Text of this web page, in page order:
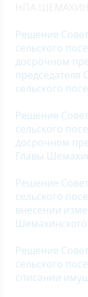
Решение
сельского
досрочном
председателя
сельского
Решение
сельского
досрочном
Главы
Решение
сельского
внесении
Шемахинского
Решение
сельского
списании